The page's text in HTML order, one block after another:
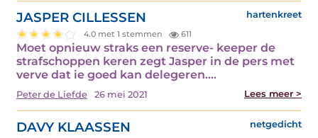
JASPER CILLESSEN hartenkreet
4.0 met 1 stemmen 611
Moet opnieuw straks een reserve- keeper de
strafschoppen keren zegt Jasper in de pers met
verve dat ie goed kan delegeren.…
Peter de Liefde 26 mei 2021 Lees meer >
DAVY KLAASSEN netgedicht